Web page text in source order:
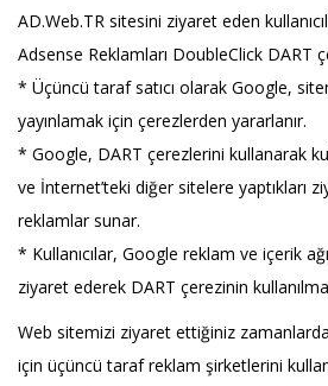
AD.Web.TR sitesini ziyaret eden
Adsense Reklamları DoubleClick DART
* Üçüncü taraf satıcı olarak Google,
yayınlamak için çerezlerden yararlanır.
* Google, DART çerezlerini kullanarak
ve İnternet’teki diğer sitelere yaptıkları
reklamlar sunar.
* Kullanıcılar, Google reklam ve içerik
ziyaret ederek DART çerezinin
Web sitemizi ziyaret ettiğiniz
için üçüncü taraf reklam şirketlerini